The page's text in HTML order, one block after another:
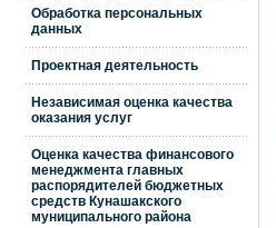
Обработка персональных
данных
Проектная деятельность
Независимая оценка качества
оказания услуг
Оценка качества финансового
менеджмента главных
распорядителей бюджетных
средств Кунашакского
муниципального района